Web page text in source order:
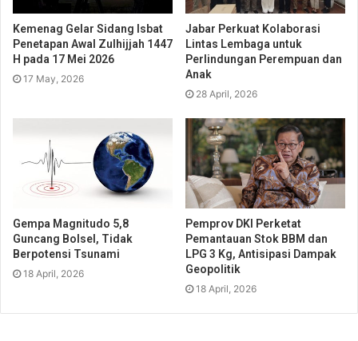
Kemenag Gelar Sidang Isbat
Penetapan Awal Zulhijjah 1447
H pada 17 Mei 2026
17 May, 2026
Jabar Perkuat Kolaborasi
Lintas Lembaga untuk
Perlindungan Perempuan dan
Anak
28 April, 2026
Gempa Magnitudo 5,8
Guncang Bolsel, Tidak
Berpotensi Tsunami
18 April, 2026
Pemprov DKI Perketat
Pemantauan Stok BBM dan
LPG 3 Kg, Antisipasi Dampak
Geopolitik
18 April, 2026